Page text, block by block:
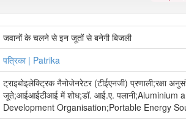
जवानों के चलने से इन जूतों से बनेगी बिजली
पत्रिका | Patrika
ट्राइबोइलेक्ट्रिक नैनोजेनरेटर (टीईएनजी) प्रणाली;रक्षा
जूते;आईआईटीआई में शोध;डॉ. आई.ए.
Development Organisation;Portable Energy